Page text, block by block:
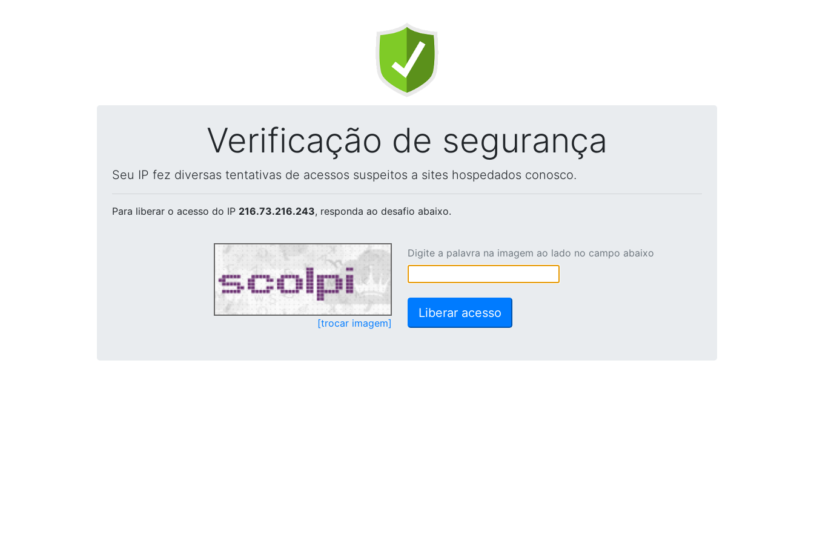
Verificação de segurança
Seu IP fez diversas tentativas de acessos suspeitos a sites hospedados conosco.
Para liberar o acesso do IP 216.73.216.243, responda ao desafio abaixo.
[trocar imagem]
Digite a palavra na imagem ao lado no campo abaixo